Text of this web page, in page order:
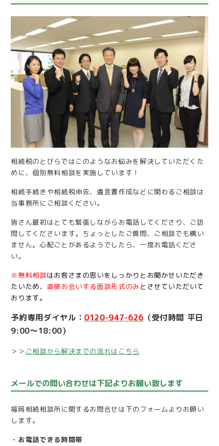
相続税のとびらではこのようなお悩みを解決していただくた
めに、個別無料相談を実施しています！
相続手続きや相続税申告、遺言書作成などに関わるご相談は
当事務所にご相談ください。
皆さん最初はとても緊張しながらお電話してくださり、ご訪
問してくださいます。ちょっとしたご質問、ご相談でも構い
ません。心配ごとがあるようでしたら、一度お電話くださ
い。
※無料相談はお客さまの思いをしっかりとお聞かせいただき
たいため、 直接お会いする面談形式のみ とさせていただいて
おります。
予約専用ダイヤル： 0120-947-626 （受付時間 平日
9:00～18:00）
＞＞ ご相談から解決までの流れはこちら
メールでの問い合わせは下記よりお願い致します
福岡相続相談所に関するお問合せは下のフォームよりお願い
します。
・お電話できる時間帯